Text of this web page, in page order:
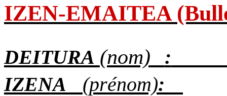
IZEN-EMAITEA
DEITURA (nom)
:
IZENA
(prénom):